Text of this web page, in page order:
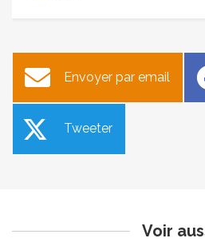
Envoyer par email
Tweeter
Voir